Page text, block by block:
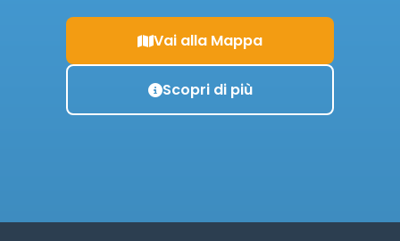
Vai alla Mappa
Scopri di più